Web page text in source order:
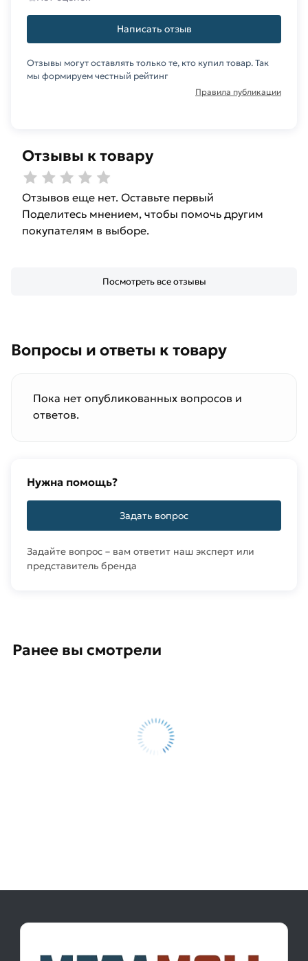
Отзывы к товару
Отзывов еще нет. Оставьте первый
Поделитесь мнением, чтобы помочь другим
покупателям в выборе.
Посмотреть все отзывы
Написать отзыв
Отзывы могут оставлять только те, кто купил товар. Так
мы формируем честный рейтинг
Правила публикации
Вопросы и ответы к товару
Пока нет опубликованных вопросов и
ответов.
Нужна помощь?
Задать вопрос
Задайте вопрос – вам ответит наш эксперт или
представитель бренда
Ранее вы смотрели